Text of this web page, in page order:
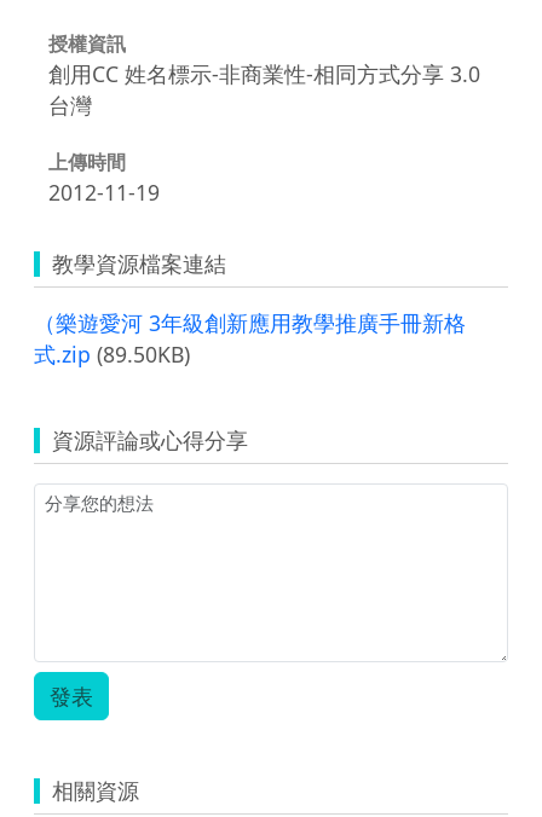
授權資訊
創用CC 姓名標示-非商業性-相同方式分享 3.0
台灣
上傳時間
2012-11-19
教學資源檔案連結
（樂遊愛河 3年級創新應用教學推廣手冊新格
式.zip (89.50KB)
資源評論或心得分享
發表
相關資源